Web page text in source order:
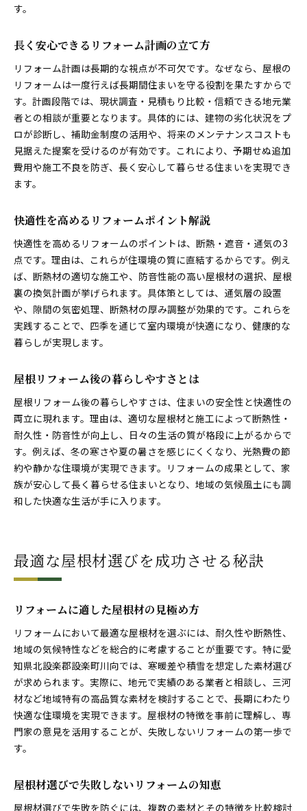
アフターケアが充実したリフォーム業者の選び方
リフォーム成功へ導く地元業者との連携法
屋根材の種類別メリットと注意点まとめ
リフォームで人気の屋根材と特徴比較
屋根材選びで知っておきたい注意点
リフォーム時に役立つ屋根材別の長所と短所
屋根材の種類とリフォーム適性を徹底解説
安心して進める屋根リフォームの実践知識
リフォーム計画から完了までの流れ解説
屋根リフォームの事前準備で安心感アップ
トラブルを防ぐリフォーム注意点と対策
屋根材選びとリフォーム後のメンテナンス
リフォームで快適な住まいを実現する秘訣
失敗しないリフォームのアドバイスまとめ
す。
長く安心できるリフォーム計画の立て方
リフォーム計画は長期的な視点が不可欠です。なぜなら、屋根の
リフォームは一度行えば長期間住まいを守る役割を果たすからで
す。計画段階では、現状調査・見積もり比較・信頼できる地元業
者との相談が重要となります。具体的には、建物の劣化状況をプ
ロが診断し、補助金制度の活用や、将来のメンテナンスコストも
見据えた提案を受けるのが有効です。これにより、予期せぬ追加
費用や施工不良を防ぎ、長く安心して暮らせる住まいを実現でき
ます。
快適性を高めるリフォームポイント解説
快適性を高めるリフォームのポイントは、断熱・遮音・通気の3
点です。理由は、これらが住環境の質に直結するからです。例え
ば、断熱材の適切な施工や、防音性能の高い屋根材の選択、屋根
裏の換気計画が挙げられます。具体策としては、通気層の設置
や、隙間の気密処理、断熱材の厚み調整が効果的です。これらを
実践することで、四季を通じて室内環境が快適になり、健康的な
暮らしが実現します。
屋根リフォーム後の暮らしやすさとは
屋根リフォーム後の暮らしやすさは、住まいの安全性と快適性の
両立に現れます。理由は、適切な屋根材と施工によって断熱性・
耐久性・防音性が向上し、日々の生活の質が格段に上がるからで
す。例えば、冬の寒さや夏の暑さを感じにくくなり、光熱費の節
約や静かな住環境が実現できます。リフォームの成果として、家
族が安心して長く暮らせる住まいとなり、地域の気候風土にも調
和した快適な生活が手に入ります。
最適な屋根材選びを成功させる秘訣
リフォームに適した屋根材の見極め方
リフォームにおいて最適な屋根材を選ぶには、耐久性や断熱性、
地域の気候特性などを総合的に考慮することが重要です。特に愛
知県北設楽郡設楽町川向では、寒暖差や積雪を想定した素材選び
が求められます。実際に、地元で実績のある業者と相談し、三河
材など地域特有の高品質な素材を検討することで、長期にわたり
快適な住環境を実現できます。屋根材の特徴を事前に理解し、専
門家の意見を活用することが、失敗しないリフォームの第一歩で
す。
屋根材選びで失敗しないリフォームの知恵
屋根材選びで失敗を防ぐには、複数の素材とその特徴を比較検討